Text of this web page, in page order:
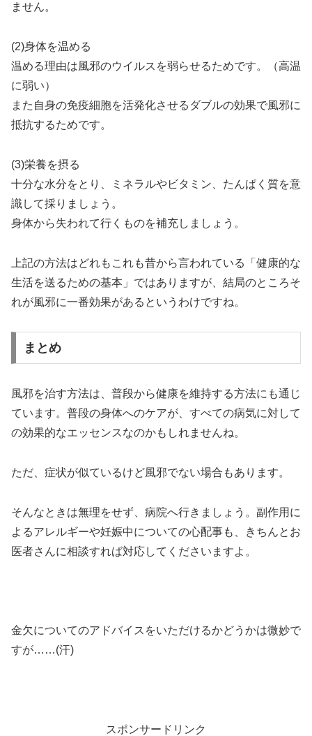
ません。
(2)身体を温める
温める理由は風邪のウイルスを弱らせるためです。（高温
に弱い）
また自身の免疫細胞を活発化させるダブルの効果で風邪に
抵抗するためです。
(3)栄養を摂る
十分な水分をとり、ミネラルやビタミン、たんぱく質を意
識して採りましょう。
身体から失われて行くものを補充しましょう。
上記の方法はどれもこれも昔から言われている「健康的な
生活を送るための基本」ではありますが、結局のところそ
れが風邪に一番効果があるというわけですね。
まとめ
風邪を治す方法は、普段から健康を維持する方法にも通じ
ています。普段の身体へのケアが、すべての病気に対して
の効果的なエッセンスなのかもしれませんね。
ただ、症状が似ているけど風邪でない場合もあります。
そんなときは無理をせず、病院へ行きましょう。副作用に
よるアレルギーや妊娠中についての心配事も、きちんとお
医者さんに相談すれば対応してくださいますよ。
金欠についてのアドバイスをいただけるかどうかは微妙で
すが……(汗)
スポンサードリンク